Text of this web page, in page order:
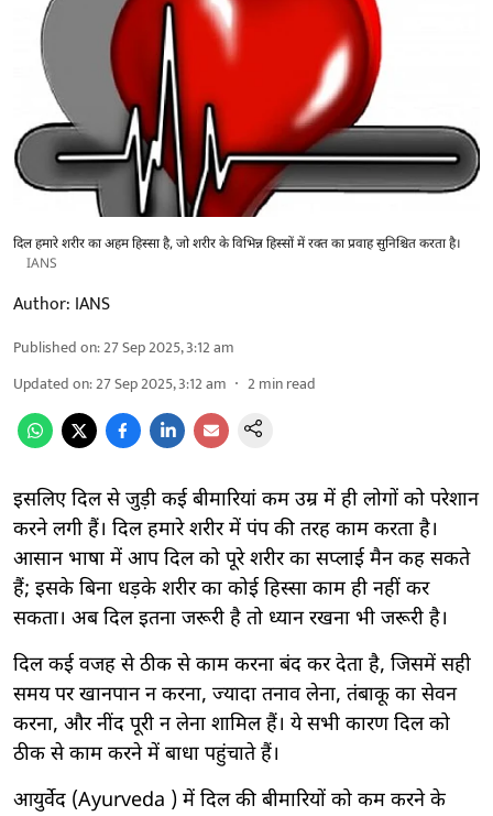
दिल हमारे शरीर का अहम हिस्सा है, जो शरीर के विभिन्न हिस्सों में रक्त का प्रवाह सुनिश्चित करता है।
IANS
Author: IANS
Published on:27 Sep 2025, 3:12 am
Updated on:27 Sep 2025, 3:12 am 2min read
इसलिए दिल से जुड़ी कई बीमारियां कम उम्र में ही लोगों को परेशान
करने लगी हैं। दिल हमारे शरीर में पंप की तरह काम करता है।
आसान भाषा में आप दिल को पूरे शरीर का सप्लाई मैन कह सकते
हैं; इसके बिना धड़के शरीर का कोई हिस्सा काम ही नहीं कर
सकता। अब दिल इतना जरूरी है तो ध्यान रखना भी जरूरी है।
दिल कई वजह से ठीक से काम करना बंद कर देता है, जिसमें सही
समय पर खानपान न करना, ज्यादा तनाव लेना, तंबाकू का सेवन
करना, और नींद पूरी न लेना शामिल हैं। ये सभी कारण दिल को
ठीक से काम करने में बाधा पहुंचाते हैं।
आयुर्वेद (Ayurveda ) में दिल की बीमारियों को कम करने के